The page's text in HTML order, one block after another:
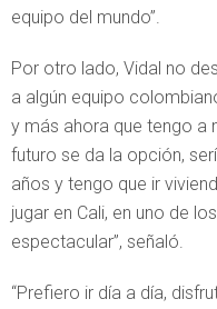
equipo del mundo”.
Por otro lado, Vidal no
a algún equipo
y más ahora que tengo a
futuro se da la opción,
años y tengo que ir
jugar en Cali, en uno de
espectacular”, señaló.
“Prefiero ir día a día,